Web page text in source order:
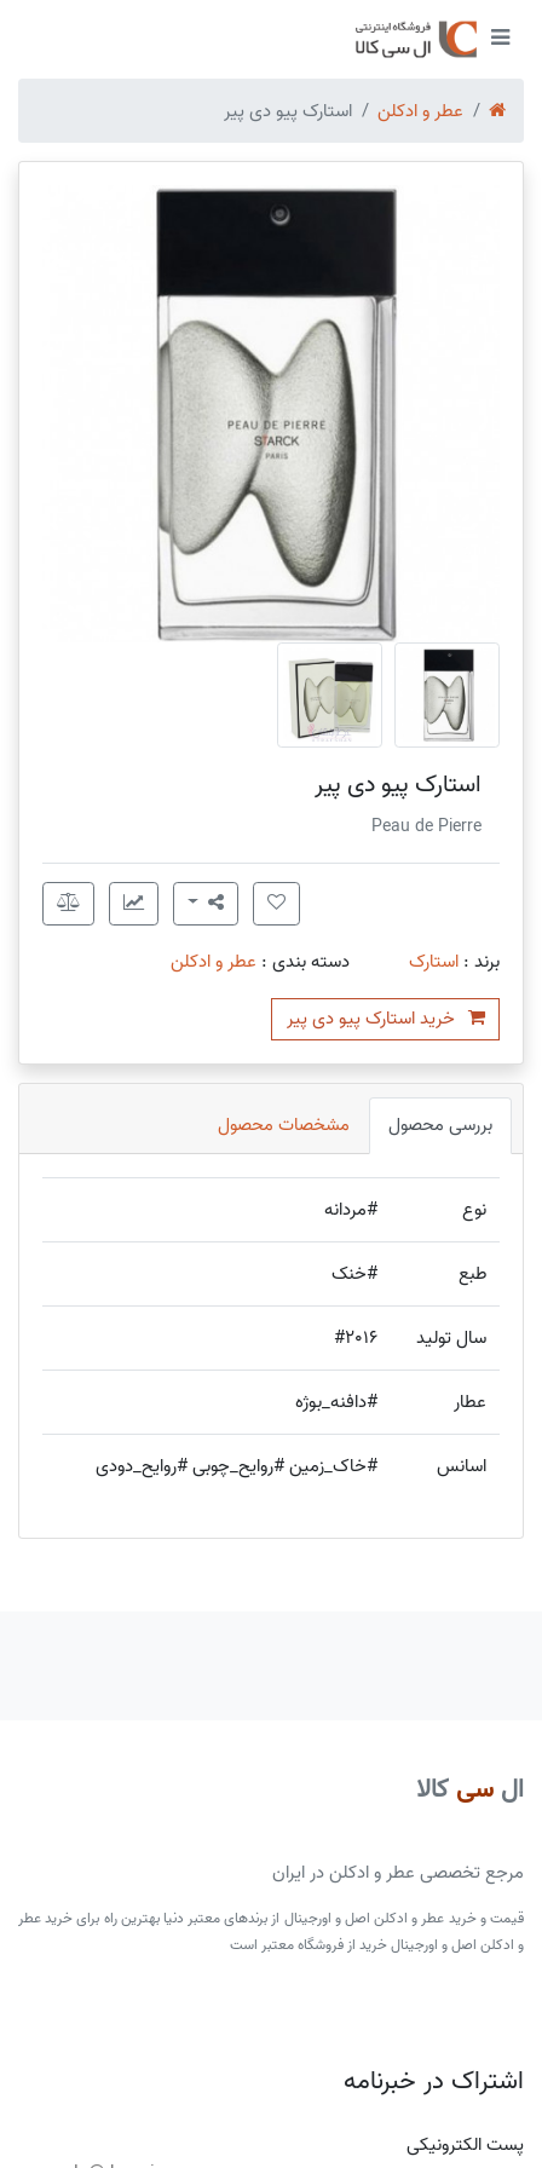
عطر و ادکلن استارک پیو دی پیر
استارک پیو دی پیر
Peau de Pierre
برند : استارک دسته بندی : عطر و ادکلن
خرید استارک پیو دی پیر
بررسی محصول مشخصات محصول
نوع #مردانه
طبع #خنک
سال تولید #2016
عطار #دافنه_بوژه
اسانس #خاک_زمین #روایح_چوبی #روایح_دودی
ال سی کالا
مرجع تخصصی عطر و ادکلن در ایران
قیمت و خرید عطر و ادکلن اصل و اورجینال از برندهای معتبر دنیا بهترین راه برای خرید عطر
و ادکلن اصل و اورجینال خرید از فروشگاه معتبر است
اشتراک در خبرنامه
پست الکترونیکی